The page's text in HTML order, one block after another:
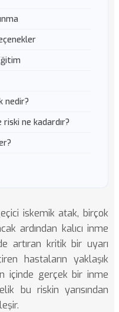
nedir?
ne kadardır?
iskemik atak, birçok
ardından kalıcı inme
artıran kritik bir uyarı
hastaların yaklaşık
içinde gerçek bir inme
bu riskin yarısından